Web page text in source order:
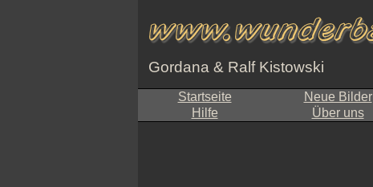
Gordana & Ralf Kistowski
Startseite Neue Bilder
Hilfe
Über uns